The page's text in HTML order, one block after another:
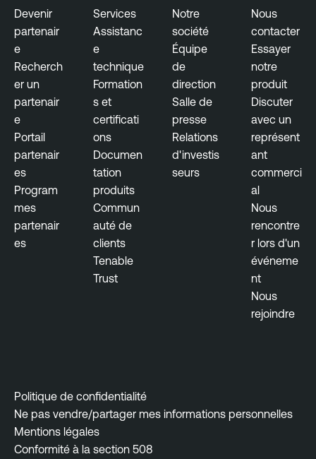
Devenir
partenair
e
Recherch
er un
partenair
e
Portail
partenair
es
Program
mes
partenair
es
Services
Assistanc
e
technique
Formation
s et
certificati
ons
Documen
tation
produits
Commun
auté de
clients
Tenable
Trust
Notre
société
Équipe
de
direction
Salle de
presse
Relations
d'investis
seurs
Nous
contacter
Essayer
notre
produit
Discuter
avec un
représent
ant
commerci
al
Nous
rencontre
r lors d'un
événeme
nt
Nous
rejoindre
Politique de confidentialité
Ne pas vendre/partager mes informations personnelles
Mentions légales
Conformité à la section 508